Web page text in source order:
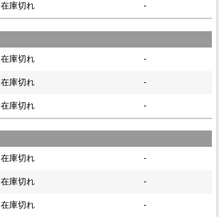
在庫切れ -
在庫切れ -
在庫切れ -
在庫切れ -
在庫切れ -
在庫切れ -
在庫切れ -